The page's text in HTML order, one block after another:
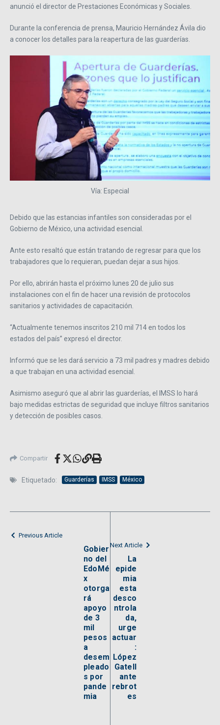
anunció el director de Prestaciones Económicas y Sociales.
Durante la conferencia de prensa, Mauricio Hernández Ávila dio
a conocer los detalles para la reapertura de las guarderías.
Vía: Especial
Debido que las estancias infantiles son consideradas por el
Gobierno de México, una actividad esencial.
Ante esto resaltó que están tratando de regresar para que los
trabajadores que lo requieran, puedan dejar a sus hijos.
Por ello, abrirán hasta el próximo lunes 20 de julio sus
instalaciones con el fin de hacer una revisión de protocolos
sanitarios y actividades de capacitación.
“Actualmente tenemos inscritos 210 mil 714 en todos los
estados del país” expresó el director.
Informó que se les dará servicio a 73 mil padres y madres debido
a que trabajan en una actividad esencial.
Asimismo aseguró que al abrir las guarderías, el IMSS lo hará
bajo medidas estrictas de seguridad que incluye filtros sanitarios
y detección de posibles casos.
Compartir
Etiquetado: Guarderías IMSS México
Previous Article
Gobier
no del
EdoMé
x
otorga
rá
apoyo
de 3
mil
pesos
a
desem
pleado
s por
pande
mia
Next Article
La
epide
mia
esta
desco
ntrola
da,
urge
actuar
:
López
Gatell
ante
rebrot
es